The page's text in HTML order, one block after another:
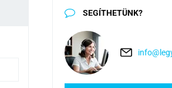
SEGÍTHETÜNK?